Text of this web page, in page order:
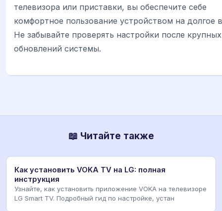
телевизора или приставки, вы обеспечите себе
комфортное пользование устройством на долгое
Не забывайте проверять настройки после крупных
обновлений системы.
📖 Читайте также
Как установить VOKA TV на LG: полная
инструкция
Узнайте, как установить приложение VOKA на телевизоре
LG Smart TV. Подробный гид по настройке, устан